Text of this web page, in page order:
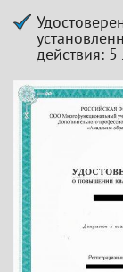
действия: 5